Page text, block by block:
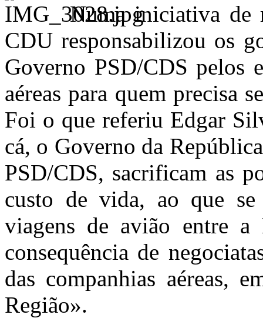
Numa iniciativa de
CDU responsabilizou os
Governo PSD/CDS pelos
aéreas para quem precisa
Foi o que referiu Edgar
cá, o Governo da
PSD/CDS, sacrificam as
custo de vida, ao que se
viagens de avião entre
consequência de
das companhias aéreas,
Região».